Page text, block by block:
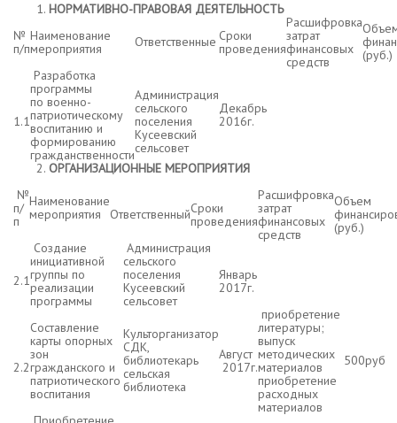
НОРМАТИВНО-ПРАВОВАЯ ДЕЯТЕЛЬНОСТЬ
№
п/п
Наименование
мероприятия
Ответственные Сроки
проведения
Расшифровка
затрат
финансовых
средств
(руб.)
1.1
Разработка
программы
по военно-
патриотическому
воспитанию и
формированию
гражданственности
Администрация
сельского
поселения
Кусеевский
сельсовет
Декабрь
2016г.
ОРГАНИЗАЦИОННЫЕ МЕРОПРИЯТИЯ
№
п/
п
Наименование
мероприятия
ОтветственныйСроки
проведения
Расшифровка
затрат
финансовых
средств
Объем
(руб.)
2.1
Создание
инициативной
группы по
реализации
программы
Администрация
сельского
поселения
Кусеевский
сельсовет
Январь
2017г.
2.2
Составление
карты опорных
зон
гражданского и
патриотического
воспитания
Культорганизатор
СДК,
библиотекарь
сельская
библиотека
Август
2017г.
приобретение
литературы;
выпуск
методических
материалов
приобретение
расходных
материалов
500руб